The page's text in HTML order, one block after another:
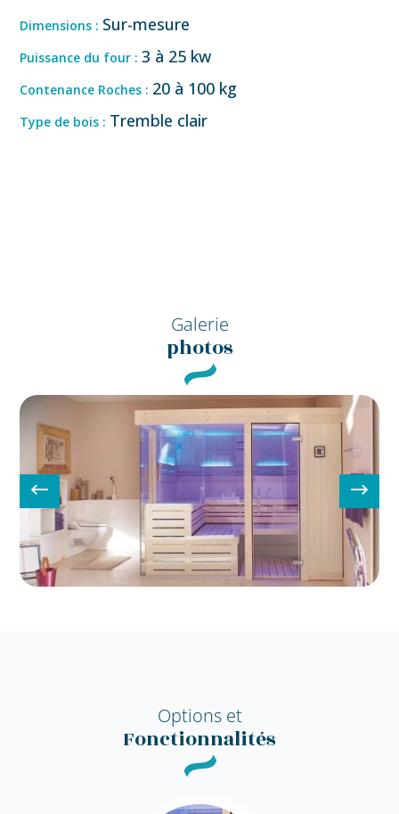
Dimensions : Sur-mesure
Puissance du four :3 à 25 kw
Contenance Roches : 20 à 100 kg
Type de bois : Tremble clair
Galerie
photos
Options et
Fonctionnalités